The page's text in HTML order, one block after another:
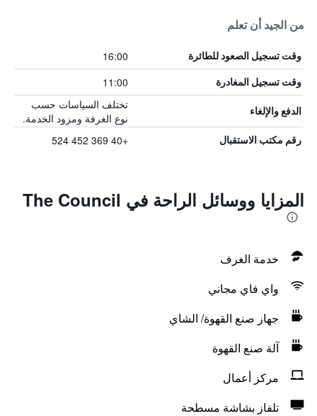
من الجيد أن تعلم
وقت تسجيل الصعود للطائرة 16:00
وقت تسجيل المغادرة 11:00
الدفع والإلغاء
تختلف السياسات حسب
نوع الغرفة ومزود الخدمة.
رقم مكتب الاستقبال +40 369 452 524
المزايا ووسائل الراحة في The Council
خدمة الغرف
واي فاي مجاني
جهاز صنع القهوة/ الشاي
آلة صنع القهوة
مركز أعمال
تلفاز بشاشة مسطحة